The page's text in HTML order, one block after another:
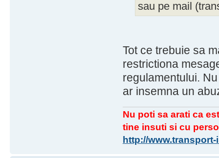
sau pe mail
Tot ce trebuie sa
restrictiona
regulamentului.
ar insemna un
Nu poti sa arati ca
tine insuti si cu
http://